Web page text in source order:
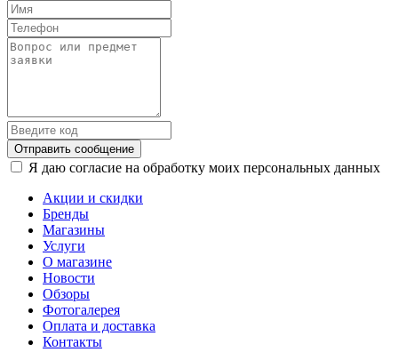
Отправить сообщение
Я даю согласие на обработку моих персональных данных
Акции и скидки
Бренды
Магазины
Услуги
О магазине
Новости
Обзоры
Фотогалерея
Оплата и доставка
Контакты